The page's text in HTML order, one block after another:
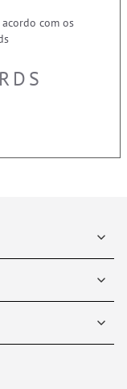
com os